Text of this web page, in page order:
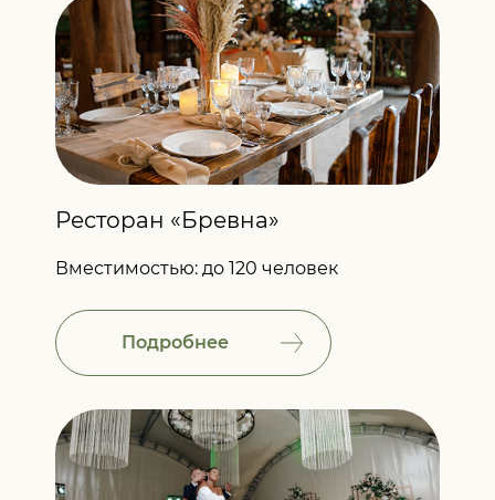
Ресторан «Бревна»
Вместимостью: до 120 человек
Подробнее